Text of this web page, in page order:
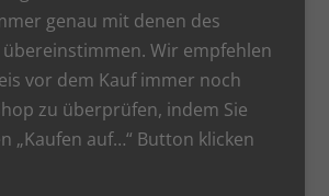
genau mit denen des
Wir empfehlen
vor dem Kauf immer noch
zu überprüfen, indem Sie
„Kaufen auf…“ Button klicken